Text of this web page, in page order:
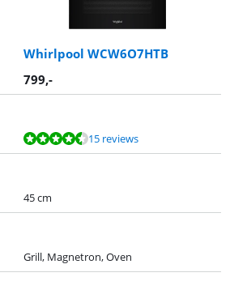
Whirlpool WCW6O7HTB
799,-
15 reviews
45 cm
Grill, Magnetron, Oven